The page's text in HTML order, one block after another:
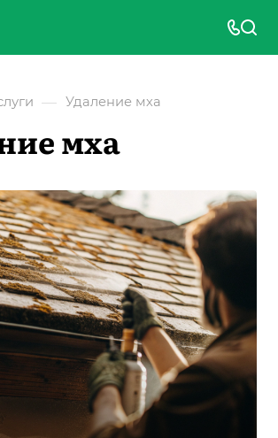
— Удаление мха
мха